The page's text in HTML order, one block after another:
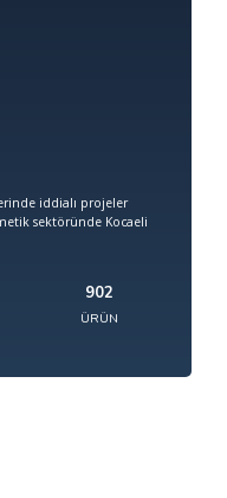
iddialı projeler
sektöründe Kocaeli
902
ÜRÜN